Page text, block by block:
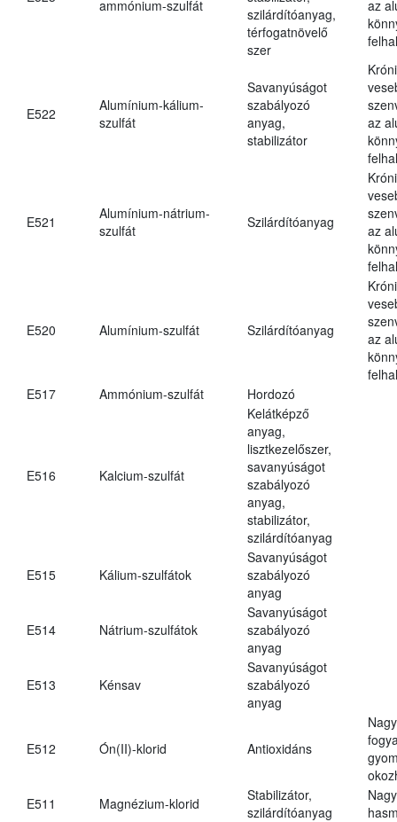
ammónium-szulfát
szilárdítóanyag,
térfogatnövelő
szer
az
E522
Alumínium-kálium-
szulfát
Savanyúságot
szabályozó
anyag,
stabilizátor
az
E521
Alumínium-nátrium-
szulfát
Szilárdítóanyag
az
E520 Alumínium-szulfát Szilárdítóanyag
az
E517
Ammónium-szulfát Hordozó
E516 Kalcium-szulfát
Kelátképző
anyag,
lisztkezelőszer,
savanyúságot
szabályozó
anyag,
stabilizátor,
szilárdítóanyag
E515 Kálium-szulfátok
Savanyúságot
szabályozó
anyag
E514 Nátrium-szulfátok
Savanyúságot
szabályozó
anyag
E513 Kénsav
Savanyúságot
szabályozó
anyag
E512 Ón(II)-klorid Antioxidáns
E511
Magnézium-klorid
Stabilizátor,
szilárdítóanyag